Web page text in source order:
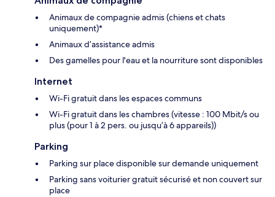
Animaux de compagnie admis (chiens et chats
uniquement)*
Animaux d’assistance admis
Des gamelles pour l'eau et la nourriture sont disponibles
Internet
Wi-Fi gratuit dans les espaces communs
Wi-Fi gratuit dans les chambres (vitesse : 100 Mbit/s ou
plus (pour 1 à 2 pers. ou jusqu’à 6 appareils))
Parking
Parking sur place disponible sur demande uniquement
Parking sans voiturier gratuit sécurisé et non couvert sur
place